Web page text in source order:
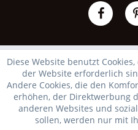
Diese Website benutzt
der Website erforderlich
Andere Cookies, die den
erhöhen, der Direktwerbung
anderen Websites und
sollen, werden nur mit